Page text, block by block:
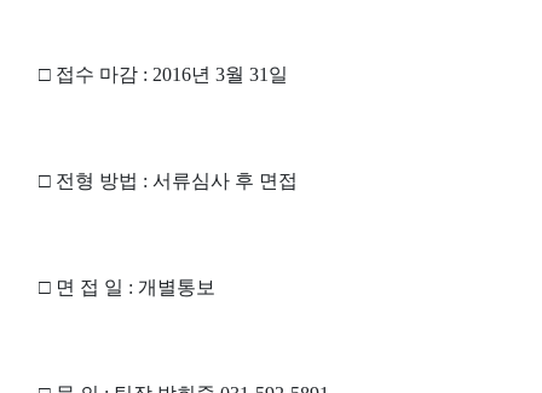
□ 접수 마감 : 2016년 3월 31 일
□ 전형 방법 : 서류심사 후 면접
□ 면 접 일 : 개별통보